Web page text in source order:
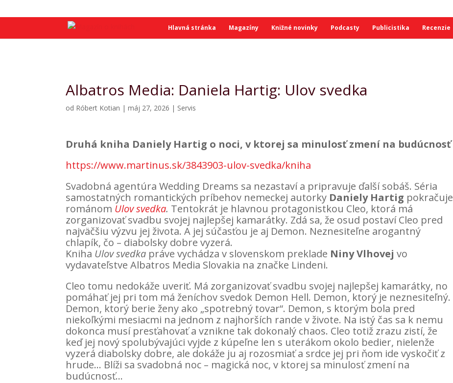
Hlavná stránka Magazíny Knižné novinky Podcasty Publicistika Recenzie
Albatros Media: Daniela Hartig: Ulov svedka
od Róbert Kotian |máj 27, 2026 | Servis
Druhá kniha Daniely Hartig o noci, v ktorej sa minulosť zmení na budúcnosť
https://www.martinus.sk/3843903-ulov-svedka/kniha
Svadobná agentúra Wedding Dreams sa nezastaví a pripravuje ďalší sobáš. Séria
samostatných romantických príbehov nemeckej autorky Daniely Hartig pokračuje
románom Ulov svedka. Tentokrát je hlavnou protagonistkou Cleo, ktorá má
zorganizovať svadbu svojej najlepšej kamarátky. Zdá sa, že osud postaví Cleo pred
najväčšiu výzvu jej života. A jej súčasťou je aj Demon. Neznesiteľne arogantný
chlapík, čo – diabolsky dobre vyzerá.
Kniha Ulov svedka práve vychádza v slovenskom preklade Niny Vlhovej vo
vydavateľstve Albatros Media Slovakia na značke Lindeni.
Cleo tomu nedokáže uveriť. Má zorganizovať svadbu svojej najlepšej kamarátky, no
pomáhať jej pri tom má ženíchov svedok Demon Hell. Demon, ktorý je neznesiteľný.
Demon, ktorý berie ženy ako „spotrebný tovar“. Demon, s ktorým bola pred
niekoľkými mesiacmi na jednom z najhorších rande v živote. Na istý čas sa k nemu
dokonca musí presťahovať a vznikne tak dokonalý chaos. Cleo totiž zrazu zistí, že
keď jej nový spolubývajúci vyjde z kúpeľne len s uterákom okolo bedier, nielenže
vyzerá diabolsky dobre, ale dokáže ju aj rozosmiať a srdce jej pri ňom ide vyskočiť z
hrude… Blíži sa svadobná noc – magická noc, v ktorej sa minulosť zmení na
budúcnosť…